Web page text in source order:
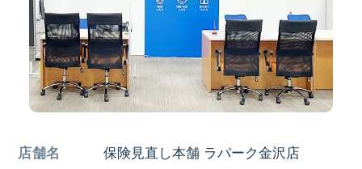
店舗名 保険見直し本舗 ラパーク金沢店